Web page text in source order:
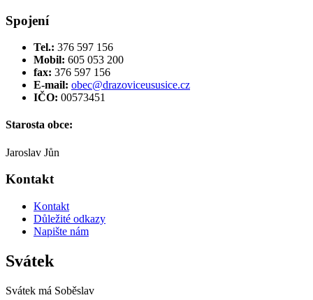
Spojení
Tel.: 376 597 156
Mobil: 605 053 200
fax: 376 597 156
E-mail: obec@drazoviceususice.cz
IČO: 00573451
Starosta obce:
Jaroslav Jůn
Kontakt
Kontakt
Důležité odkazy
Napište nám
Svátek
Svátek má Soběslav